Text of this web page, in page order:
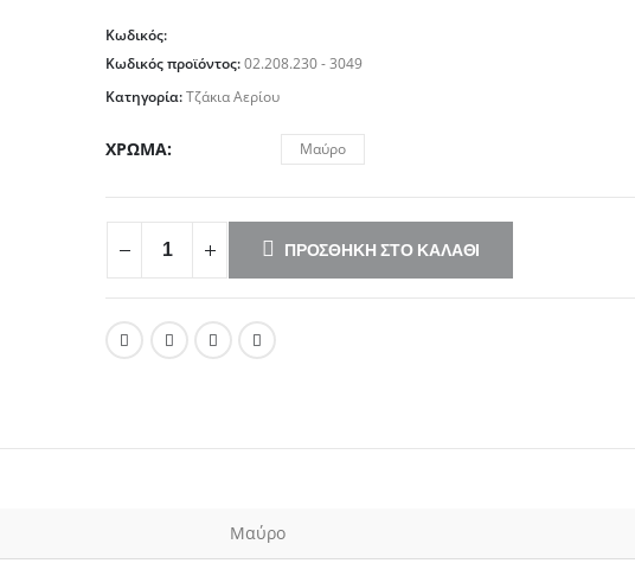
Κωδικός:
Κωδικός προϊόντος:02.208.230 - 3049
Κατηγορία:Τζάκια Αερίου
ΧΡΏΜΑ Μαύρο
ΠΡΟΣΘΉΚΗ ΣΤΟ ΚΑΛΆΘΙ
Μαύρο